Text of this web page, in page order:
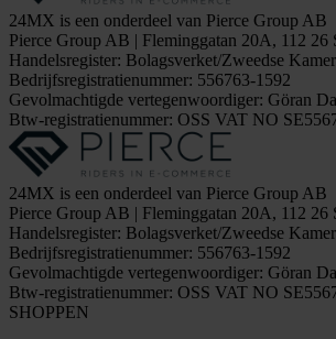
24MX is een onderdeel van Pierce Group AB
Pierce Group AB | Fleminggatan 20A, 112 26
Handelsregister: Bolagsverket/Zweedse
Bedrijfsregistratienummer: 556763-1592
Gevolmachtigde vertegenwoordiger: Göran
Btw-registratienummer: OSS VAT NO
24MX is een onderdeel van Pierce Group AB
Pierce Group AB | Fleminggatan 20A, 112 26
Handelsregister: Bolagsverket/Zweedse
Bedrijfsregistratienummer: 556763-1592
Gevolmachtigde vertegenwoordiger: Göran
Btw-registratienummer: OSS VAT NO
SHOPPEN